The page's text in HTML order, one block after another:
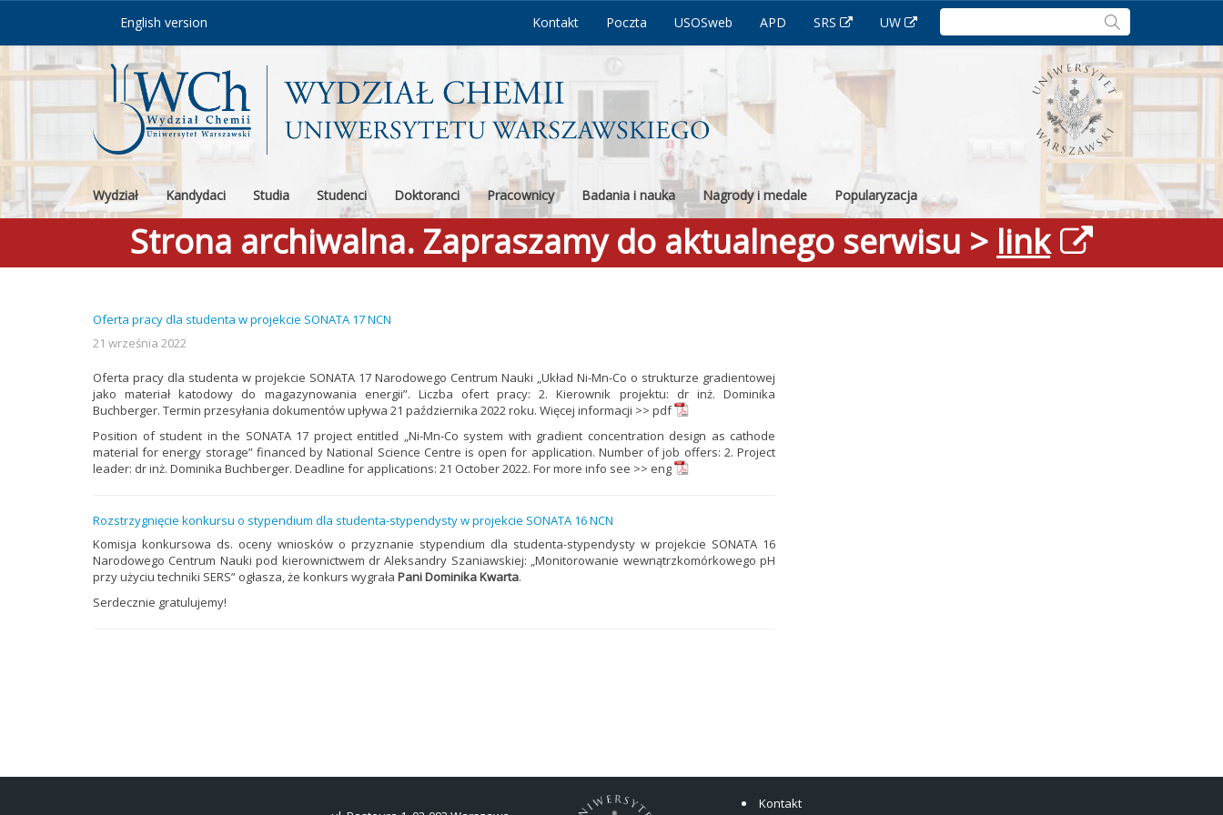
Szukaj:
Kontakt Poczta USOSweb APD SRS UW
English version
Wydział Kandydaci Studia Studenci Doktoranci Pracownicy Badania i nauka Nagrody i medale Popularyzacja
Strona archiwalna. Zapraszamy do aktualnego serwisu > link
Oferta pracy dla studenta w projekcie SONATA 17 NCN
21 września 2022
Oferta pracy dla studenta w projekcie SONATA 17 Narodowego Centrum Nauki „Układ Ni-Mn-Co o strukturze gradientowej
jako materiał katodowy do magazynowania energii”. Liczba ofert pracy: 2. Kierownik projektu: dr inż. Dominika
Buchberger. Termin przesyłania dokumentów upływa 21 października 2022 roku. Więcej informacji >> pdf
Position of student in the SONATA 17 project entitled „Ni-Mn-Co system with gradient concentration design as cathode
material for energy storage” financed by National Science Centre is open for application. Number of job offers: 2. Project
leader: dr inż. Dominika Buchberger. Deadline for applications: 21 October 2022. For more info see >> eng
Rozstrzygnięcie konkursu o stypendium dla studenta-stypendysty w projekcie SONATA 16 NCN
Komisja konkursowa ds. oceny wniosków o przyznanie stypendium dla studenta-stypendysty w projekcie SONATA 16
Narodowego Centrum Nauki pod kierownictwem dr Aleksandry Szaniawskiej: „Monitorowanie wewnątrzkomórkowego pH
przy użyciu techniki SERS” ogłasza, że konkurs wygrała Pani Dominika Kwarta.
Serdecznie gratulujemy!
Kontakt